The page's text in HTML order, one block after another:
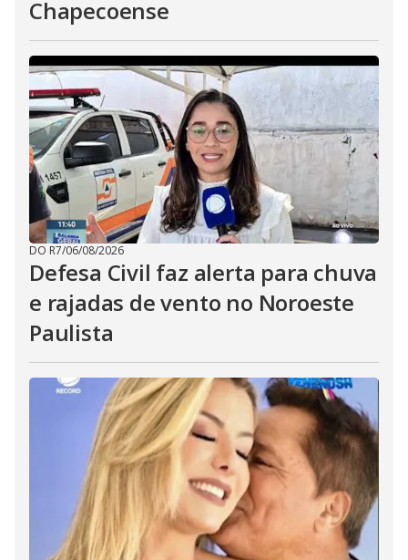
Chapecoense
DO R7/06/08/2026
Defesa Civil faz alerta para chuva
e rajadas de vento no Noroeste
Paulista